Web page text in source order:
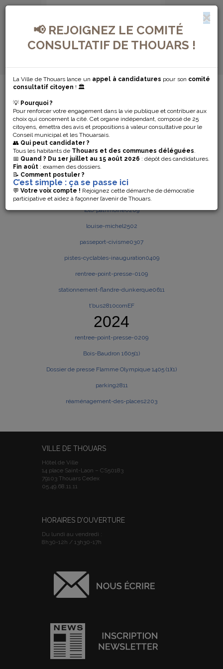
📢 REJOIGNEZ LE COMITÉ
CONSULTATIF DE THOUARS !
La Ville de Thouars lance un appel à candidatures pour son comité
consultatif citoyen ! 🏛️
💡 Pourquoi ?
Pour renforcer votre engagement dans la vie publique et contribuer aux
choix qui concernent la cité. Cet organe indépendant, composé de 25
citoyens, émettra des avis et propositions à valeur consultative pour le
Conseil municipal et les Thouarsais.
👥 Qui peut candidater ?
Tous les habitants de Thouars et des communes déléguées.
📅 Quand ? Du 1er juillet au 15 août 2026 : dépôt des candidatures.
Fin août : examen des dossiers.
📝 Comment postuler ?
C’est simple : ça se passe ici
💬 Votre voix compte ! Rejoignez cette démarche de démocratie
participative et aidez à façonner l’avenir de Thouars.
MENU DE NAVIGATION...
ESPACE PRESSE
COMMUNIQUE DE PRESSE
2025
citystade-mauzé-0310
CP_Ruban du patrimoine_Château du Bois
Baudron(1)(3)
loto-patrimoine0209
louise-michel2502
passeport-civisme0307
pistes-cyclables-inauguration0409
rentree-point-presse-0109
stationnement-flandre-dunkerque0611
t’bus2810comEF
2024
rentree-point-presse-0209
Bois-Baudron 1605(1)
Dossier de presse Flamme Olympique 1405 (1)(1)
parking2811
réaménagement-des-places2203
VILLE DE THOUARS
Hôtel de Ville
14 place Saint-Laon – CS50183
79103 Thouars Cedex
05.49.68.11.11
HORAIRES D’OUVERTURE
Du lundi au vendredi :
8h30-12h / 13h30-17h